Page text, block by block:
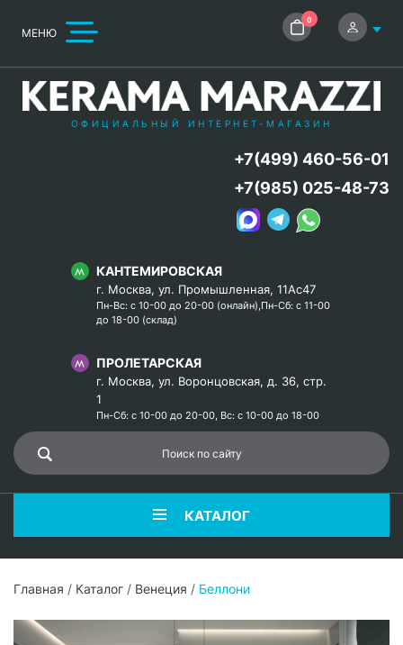
МЕНЮ
0
ОФИЦИАЛЬНЫЙ ИНТЕРНЕТ-МАГАЗИН
КАНТЕМИРОВСКАЯ
г. Москва, ул. Промышленная, 11Ас47
Пн-Вс: с 10-00 до 20-00 (онлайн),Пн-Сб: с 11-00
до 18-00 (склад)
ПРОЛЕТАРСКАЯ
г. Москва, ул. Воронцовская, д. 36, стр.
1
Пн-Сб: с 10-00 до 20-00, Вс: с 10-00 до 18-00
+7(499) 460-56-01
+7(985) 025-48-73
КАТАЛОГ
Главная / Каталог / Венеция / Беллони